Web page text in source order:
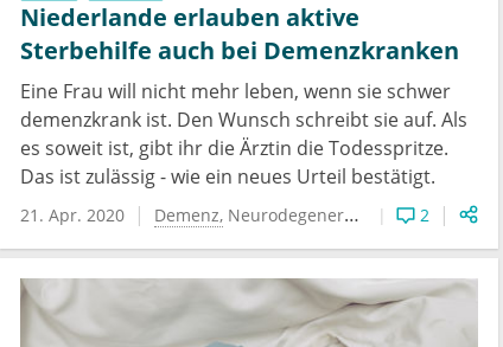
Niederlande erlauben aktive
Sterbehilfe auch bei Demenzkranken
Eine Frau will nicht mehr leben, wenn sie schwer
demenzkrank ist. Den Wunsch schreibt sie auf. Als
es soweit ist, gibt ihr die Ärztin die Todesspritze.
Das ist zulässig - wie ein neues Urteil bestätigt.
21. Apr. 2020 Demenz Neurodegenerative Erkrankungen 2